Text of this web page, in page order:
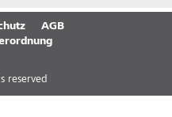
AGB
reserved